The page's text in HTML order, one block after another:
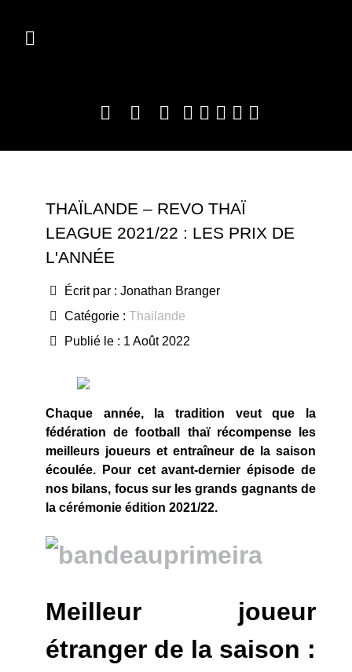
THAÏLANDE – REVO THAÏ
LEAGUE 2021/22 : LES PRIX DE
L'ANNÉE
Écrit par : Jonathan Branger
Catégorie : Thailande
Publié le : 1 Août 2022
Chaque année, la tradition veut que la
fédération de football thaï récompense les
meilleurs joueurs et entraîneur de la saison
écoulée. Pour cet avant-dernier épisode de
nos bilans, focus sur les grands gagnants de
la cérémonie édition 2021/22.
Meilleur joueur
étranger de la saison :